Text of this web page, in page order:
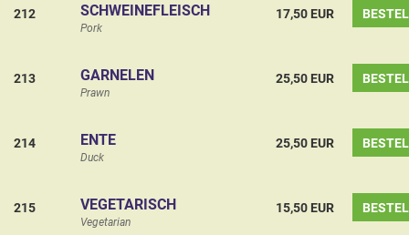
212 SCHWEINEFLEISCH
Pork
17,50 EUR
213 GARNELEN
Prawn
25,50 EUR
214 ENTE
Duck
25,50 EUR
215 VEGETARISCH
Vegetarian
15,50 EUR